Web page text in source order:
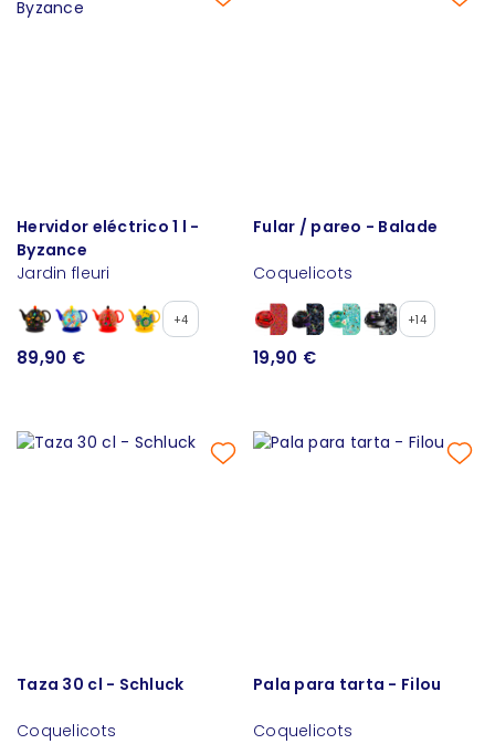
Hervidor eléctrico 1 l -
Byzance
Jardin fleuri
+4
89,90 €
Fular / pareo - Balade
Coquelicots
+14
19,90 €
Taza 30 cl - Schluck
Coquelicots
Pala para tarta - Filou
Coquelicots